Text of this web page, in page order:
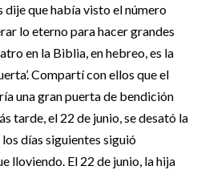
dije que había visto el número
lo eterno para hacer grandes
en la Biblia, en hebreo, es la
Compartí con ellos que el
una gran puerta de bendición
tarde, el 22 de junio, se desató la
días siguientes siguió
lloviendo. El 22 de junio, la hija